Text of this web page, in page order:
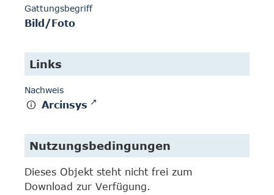
Gattungsbegriff
Bild/Foto
Links
Nachweis
Arcinsys
Nutzungsbedingungen
Dieses Objekt steht nicht frei zum
Download zur Verfügung.